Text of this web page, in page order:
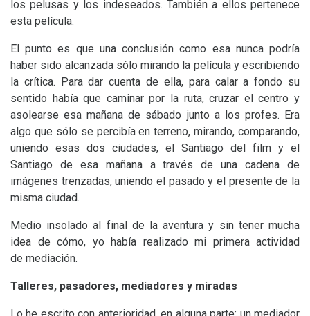
los pelusas y los indeseados. También a ellos pertenece
esta película.
El punto es que una conclusión como esa nunca podría
haber sido alcanzada sólo mirando la película y escribiendo
la crítica. Para dar cuenta de ella, para calar a fondo su
sentido había que caminar por la ruta, cruzar el centro y
asolearse esa mañana de sábado junto a los profes. Era
algo que sólo se percibía en terreno, mirando, comparando,
uniendo esas dos ciudades, el Santiago del film y el
Santiago de esa mañana a través de una cadena de
imágenes trenzadas, uniendo el pasado y el presente de la
misma ciudad.
Medio insolado al final de la aventura y sin tener mucha
idea de cómo, yo había realizado mi primera actividad
de mediación.
Talleres, pasadores, mediadores y miradas